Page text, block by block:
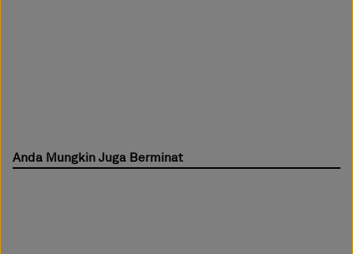
Anda Mungkin Juga Berminat